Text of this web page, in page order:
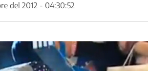
del 2012 - 04:30:52